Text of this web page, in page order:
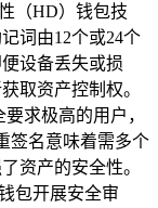
（HD）钱包技
词由12个或24个
设备丢失或损
取资产控制权。
求极高的用户，
签名意味着需多个
资产的安全性。
包开展安全审